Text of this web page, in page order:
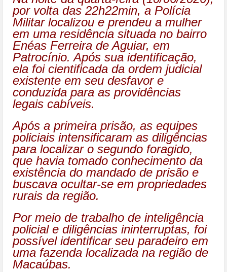
por volta das 22h22min, a Polícia
Militar localizou e prendeu a mulher
em uma residência situada no bairro
Enéas Ferreira de Aguiar, em
Patrocínio. Após sua identificação,
ela foi cientificada da ordem judicial
existente em seu desfavor e
conduzida para as providências
legais cabíveis.
Após a primeira prisão, as equipes
policiais intensificaram as diligências
para localizar o segundo foragido,
que havia tomado conhecimento da
existência do mandado de prisão e
buscava ocultar-se em propriedades
rurais da região.
Por meio de trabalho de inteligência
policial e diligências ininterruptas, foi
possível identificar seu paradeiro em
uma fazenda localizada na região de
Macaúbas.